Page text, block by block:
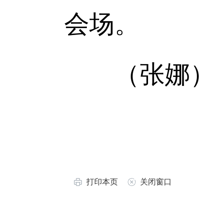
会场。
（张娜）
打印本页 关闭窗口